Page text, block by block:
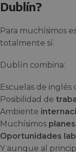
Dublín?
Para muchísimos
totalmente sí.
Dublín combina:
Escuelas de inglés
Posibilidad de
Ambiente
Muchísimos planes
Oportunidades
Y aunque al